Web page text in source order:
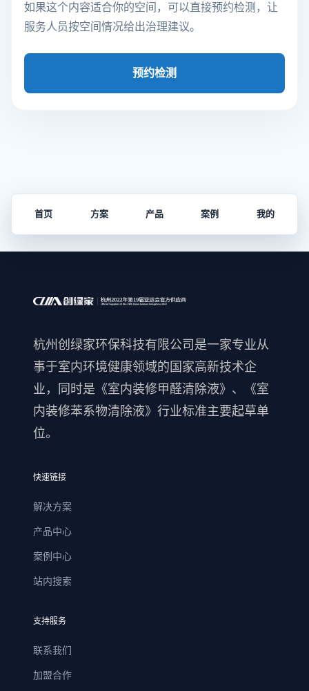
如果这个内容适合你的空间，可以直接预约检测，让
服务人员按空间情况给出治理建议。
预约检测
首页 方案 产品 案例 我的
杭州创绿家环保科技有限公司是一家专业从
事于室内环境健康领域的国家高新技术企
业，同时是《室内装修甲醛清除液》、《室
内装修苯系物清除液》行业标准主要起草单
位。
快速链接
解决方案
产品中心
案例中心
站内搜索
支持服务
联系我们
加盟合作